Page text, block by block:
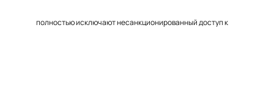
полностью исключают несанкционированный доступ к